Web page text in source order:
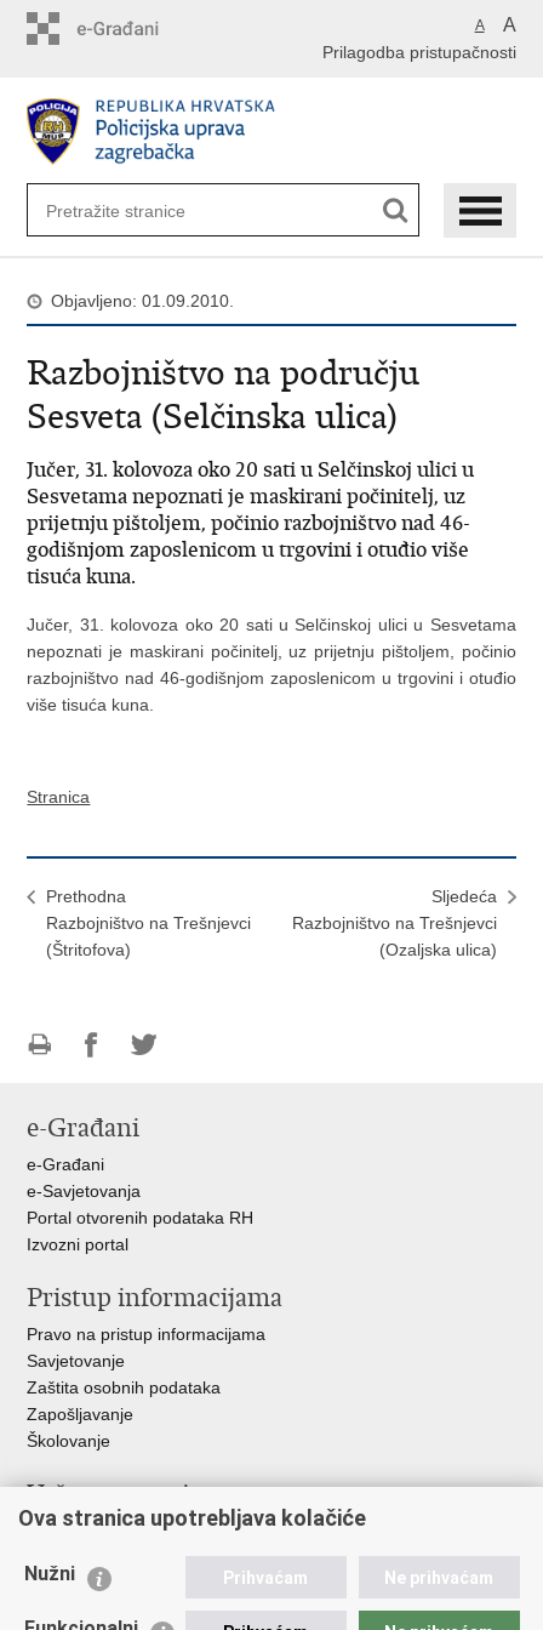
A A
Prilagodba pristupačnosti
Objavljeno: 01.09.2010.
Razbojništvo na području
Sesveta (Selčinska ulica)
Jučer, 31. kolovoza oko 20 sati u Selčinskoj ulici u
Sesvetama nepoznati je maskirani počinitelj, uz
prijetnju pištoljem, počinio razbojništvo nad 46-
godišnjom zaposlenicom u trgovini i otuđio više
tisuća kuna.
Jučer, 31. kolovoza oko 20 sati u Selčinskoj ulici u Sesvetama
nepoznati je maskirani počinitelj, uz prijetnju pištoljem, počinio
razbojništvo nad 46-godišnjom zaposlenicom u trgovini i otuđio
više tisuća kuna.
Stranica
Prethodna
Razbojništvo na Trešnjevci
(Štritofova)
Sljedeća
Razbojništvo na Trešnjevci
(Ozaljska ulica)
FacebookuTwitteru
e-Građani
e-Građani
e-Savjetovanja
Portal otvorenih podataka RH
Izvozni portal
Pristup informacijama
Pravo na pristup informacijama
Savjetovanje
Zaštita osobnih podataka
Zapošljavanje
Školovanje
Važne poveznice
Ministarstvo unutarnjih poslova
Udruge
Ova stranica upotrebljava kolačiće
Nužni Prihvaćam Ne prihvaćam